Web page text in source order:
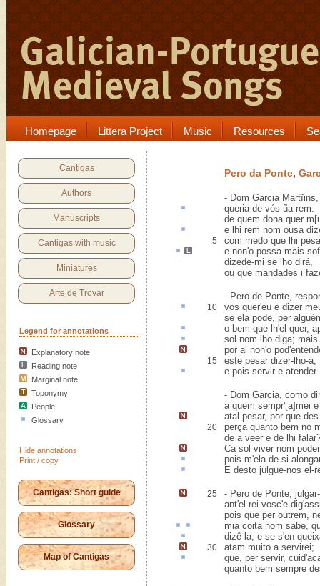
Homepage Littera Project Music Resources
Cantigas
Authors
Manuscripts
Cantigas with music
Miniatures
Arte de Trovar
Legend for annotations
Explanatory note
Reading note
Marginal note
Toponymy
People
Glossary
Hide annotations
Print / copy
Cantigas: Short guide
Glossary
Map of Cantigas
Pero da Ponte,
- Dom Garcia
queria de vós ũa rem:
de quem dona quer
e lhi rem nom ousa
5
com medo que lhi
e non'o possa mais
dizede-mi se lho dirá,
ou que mandades i
- Pero de Ponte,
10
vos quer'eu e dizer
se ela pode, per
o bem que lh'el quer,
sol nom lho diga;
por al non'o
15
este pesar dizer-lho-á,
e pois servir e atender.
- Dom Garcia, como
a quem sempr'[a]mei
atal pesar, por que
20 perçaquanto bem no
de a veer e de lhi
Ca sol viver nom
pois m'ela de si alongar
E desto julgue-nos el-
25 - Pero de Ponte,
ant'el-rei vosc'e
pois que per outrem,
mia coitanom sabe,
dizê-la; e se s'en
30 atam muito a servirei;
que, per servir, cuid'
quanto bem sempre